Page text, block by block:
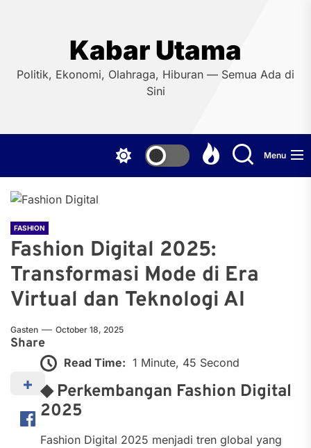
Kabar Utama
Politik, Ekonomi, Olahraga, Hiburan — Semua Ada di
Sini
Menu
FASHION
Fashion Digital 2025:
Transformasi Mode di Era
Virtual dan Teknologi AI
Gasten October 18, 2025
Share
Read Time: 1 Minute, 45 Second
◆ Perkembangan Fashion Digital
2025
Fashion Digital 2025 menjadi tren global yang